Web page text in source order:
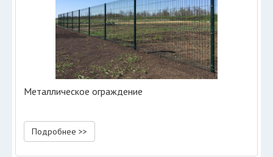
Металлическое ограждение
Подробнее >>